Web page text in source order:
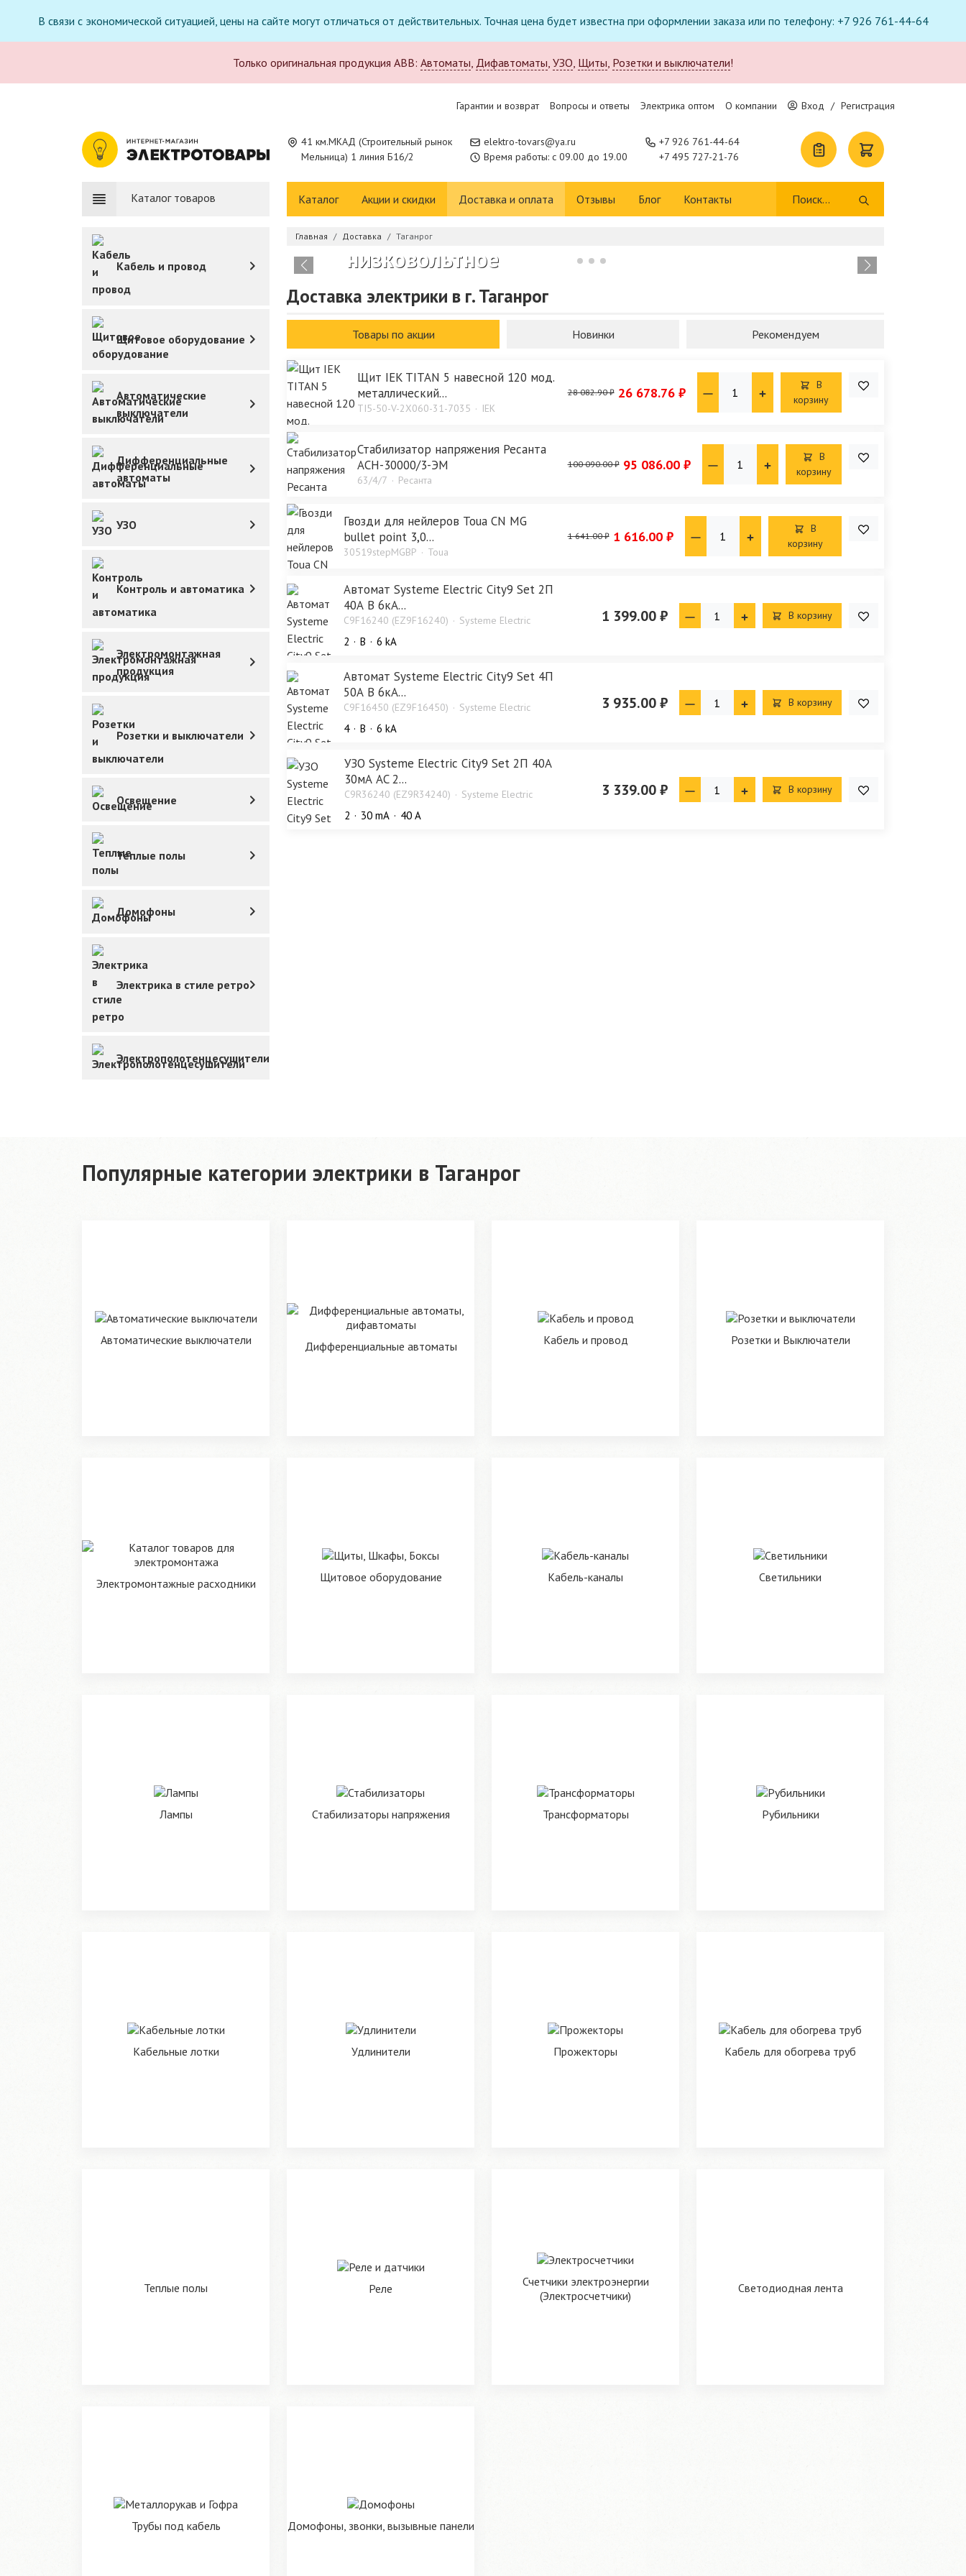
В связи с экономической ситуацией, цены на сайте могут отличаться от действительных. Точная цена будет известна при оформлении заказа или по телефону: +7 926 761-44-64
Только оригинальная продукция ABB: Автоматы, Дифавтоматы, УЗО, Щиты, Розетки и выключатели!
Гарантии и возврат Вопросы и ответы Электрика оптом О компании Вход / Регистрация
41 км.МКАД (Строительный рынок
Мельница) 1 линия Б16/2
elektro-tovars@ya.ru
Время работы: с 09.00 до 19.00
+7 926 761-44-64
+7 495 727-21-76
Каталог товаров Каталог Акции и скидки Доставка и оплата Отзывы Блог Контакты
Кабель и провод
Щитовое оборудование
Автоматические
выключатели
Дифференциальные
автоматы
УЗО
Контроль и автоматика
Электромонтажная
продукция
Розетки и выключатели
Освещение
Теплые полы
Домофоны
Электрика в стиле ретро
Электрополотенцесушители
Главная Доставка Таганрог
Новое поступление в
каталоге:
низковольтное
оборудование CHINT
Изучить каталог
Доставка электрики в г. Таганрог
Товары по акции Новинки Рекомендуем
Щит IEK TITAN 5 навесной 120 мод.
металлический...
TI5-50-V-2X060-31-7035 IEK
28 082.90 ₽ 26 678.76 ₽
корзину
Стабилизатор напряжения Ресанта
АСН-30000/3-ЭМ
63/4/7 Ресанта
100 090.00 ₽ 95 086.00 ₽
корзину
Гвозди для нейлеров Toua CN MG
bullet point 3,0...
30519stepMGBP Toua
1 641.00 ₽ 1 616.00 ₽
корзину
Автомат Systeme Electric City9 Set 2П
40А В 6кА...
C9F16240 (EZ9F16240) Systeme Electric
2 B 6 kA
1 399.00 ₽ В корзину
Автомат Systeme Electric City9 Set 4П
50А В 6кА...
C9F16450 (EZ9F16450) Systeme Electric
4 B 6 kA
3 935.00 ₽ В корзину
УЗО Systeme Electric City9 Set 2П 40А
30мА AC 2...
C9R36240 (EZ9R34240) Systeme Electric
2 30 mA 40 А
3 339.00 ₽ В корзину
Популярные категории электрики в Таганрог
Автоматические выключатели Дифференциальные автоматы Кабель и провод Розетки и Выключатели
Электромонтажные расходники Щитовое оборудование Кабель-каналы Светильники
Лампы Стабилизаторы напряжения Трансформаторы Рубильники
Кабельные лотки Удлинители Прожекторы Кабель для обогрева труб
Теплые полы Реле
Счетчики электроэнергии
(Электросчетчики)
Светодиодная лента
Трубы под кабель Домофоны, звонки, вызывные панели